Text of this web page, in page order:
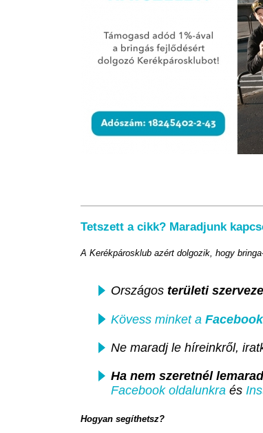
Tetszett a cikk? Maradjunk
A Kerékpárosklub azért dolgozik, hogy
Országos területi
Kövess minket a
Ne maradj le híreinkről,
Ha nem szeretnél
Facebook oldalunkra és
Hogyan segíthetsz?